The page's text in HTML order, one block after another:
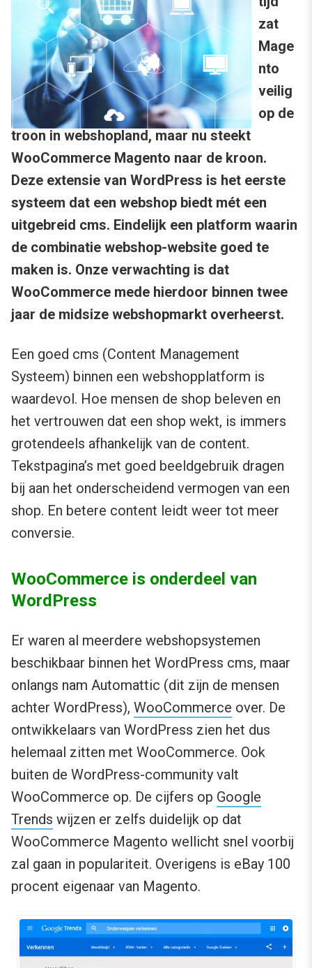
zat
Mage
nto
veilig
op de
troon in webshopland, maar nu steekt
WooCommerce Magento naar de kroon.
Deze extensie van WordPress is het eerste
systeem dat een webshop biedt mét een
uitgebreid cms. Eindelijk een platform waarin
de combinatie webshop-website goed te
maken is. Onze verwachting is dat
WooCommerce mede hierdoor binnen twee
jaar de midsize webshopmarkt overheerst.
Een goed cms (Content Management
Systeem) binnen een webshopplatform is
waardevol. Hoe mensen de shop beleven en
het vertrouwen dat een shop wekt, is immers
grotendeels afhankelijk van de content.
Tekstpagina’s met goed beeldgebruik dragen
bij aan het onderscheidend vermogen van een
shop. En betere content leidt weer tot meer
conversie.
WooCommerce is onderdeel van
WordPress
Er waren al meerdere webshopsystemen
beschikbaar binnen het WordPress cms, maar
onlangs nam Automattic (dit zijn de mensen
achter WordPress), WooCommerce over. De
ontwikkelaars van WordPress zien het dus
helemaal zitten met WooCommerce. Ook
buiten de WordPress-community valt
WooCommerce op. De cijfers op Google
Trends wijzen er zelfs duidelijk op dat
WooCommerce Magento wellicht snel voorbij
zal gaan in populariteit. Overigens is eBay 100
procent eigenaar van Magento.